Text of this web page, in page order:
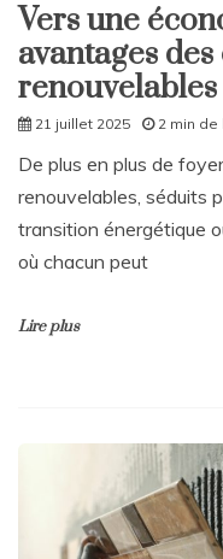
Vers une
avantages
21 juillet 2025 2 min de
De plus en plus de
renouvelables, séduits
transition énergétique
où chacun peut
Lire plus